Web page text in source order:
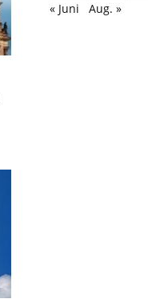
« Juni
Aug. »